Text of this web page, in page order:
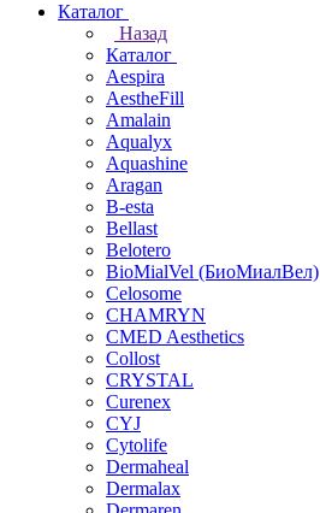
Каталог
Назад
Каталог
Aespira
AestheFill
Amalain
Aqualyx
Aquashine
Aragan
B-esta
Bellast
Belotero
BioMialVel (БиоМиалВел)
Celosome
CHAMRYN
CMED Aesthetics
Collost
CRYSTAL
Curenex
CYJ
Cytolife
Dermaheal
Dermalax